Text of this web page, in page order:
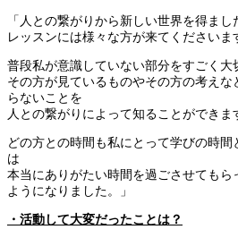
「人との繋がりから新しい世界を得まし
レッスンには様々な方が来てくださいま
普段私が意識していない部分をすごく大
その方が見ているものやその方の考え
らないことを
人との繋がりによって知ることができま
どの方との時間も私にとって学びの時間
は
本当にありがたい時間を過ごさせてもら
ようになりました。」
・活動して大変だったことは？